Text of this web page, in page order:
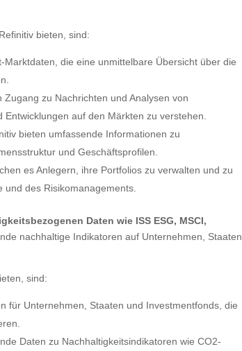
bieten, sind:
Marktdaten, die eine unmittelbare Übersicht über die
Zugang zu Nachrichten und Analysen von
auf den Märkten zu verstehen.
bieten umfassende Informationen zu
und Geschäftsprofilen.
es Anlegern, ihre Portfolios zu verwalten und zu
des Risikomanagements.
Daten wie ISS ESG, MSCI,
nachhaltige Indikatoren auf Unternehmen, Staaten
sind:
für Unternehmen, Staaten und Investmentfonds, die
Daten zu Nachhaltigkeitsindikatoren wie CO2-